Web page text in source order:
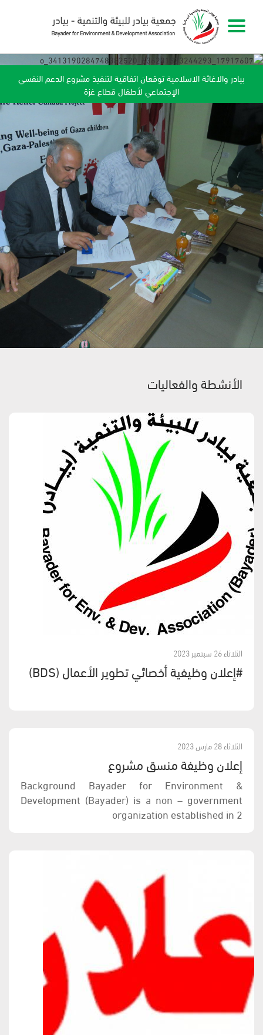
جمعية بيادر تحتفل بإعتماد ثاني دفعة مزودي خدمة خاصة (PSP) ضمن
مشروع مجتمعات الاستجابة للكوراث - رفح
بيادر والاغاثة الاسلامية توقعان اتفاقية لتنفيذ مشروع الدعم النفسي
الإجتماعي لأطفال قطاع غزة
الأنشطة والفعاليات
الثلاثاء 26 سبتمبر 2023
#إعلان وظيفية أخصائي تطوير الأعمال (BDS)
الثلاثاء 28 مارس 2023
إعلان وظيفة منسق مشروع
Background Bayader for Environment &
Development (Bayader) is a non – government
organization established in 2